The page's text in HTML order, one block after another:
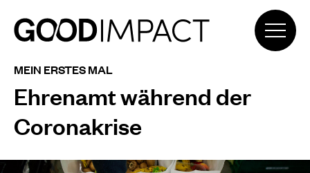
MEIN ERSTES MAL
Ehrenamt während der
Coronakrise